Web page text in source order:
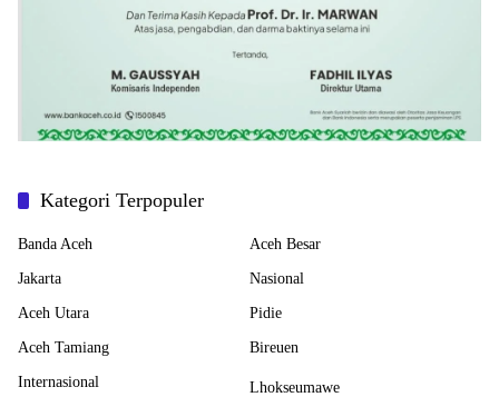
Kategori Terpopuler
Banda Aceh Aceh Besar
Jakarta Nasional
Aceh Utara Pidie
Aceh Tamiang Bireuen
Internasional Lhokseumawe